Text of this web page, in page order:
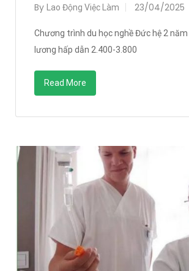
By Lao Động Việc Làm 23/04/2025
Chương trình du học nghề Đức hệ 2
lương hấp dẫn 2.400-3.800
Read More